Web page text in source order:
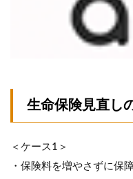
生命保険見直し
＜ケース1＞
・保険料を増やさずに保